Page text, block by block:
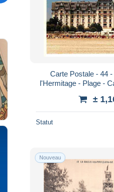
Carte Postale - 44
l'Hermitage - Plage -
±
Statut
Nouveau